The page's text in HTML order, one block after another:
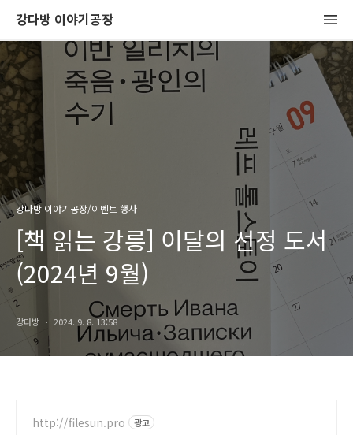
강다방 이야기공장
강다방 이야기공장/이벤트 행사
[책 읽는 강릉] 이달의 선정 도서
(2024년 9월)
강다방 2024. 9. 8. 13:58
http://filesun.pro 광고